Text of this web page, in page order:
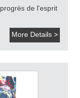
de l'esprit
More Details >